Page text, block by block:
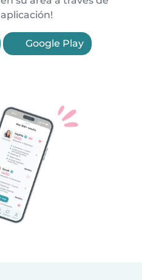
Google Play